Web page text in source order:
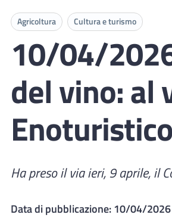
Agricoltura Cultura e turismo
10/04/
del vino: al
Ha preso il via ieri, 9 aprile, il
Data di pubblicazione:10/04/2026